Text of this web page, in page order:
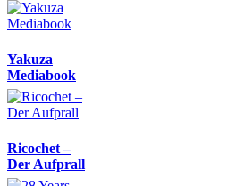
Yakuza
Mediabook
Ricochet –
Der Aufprall